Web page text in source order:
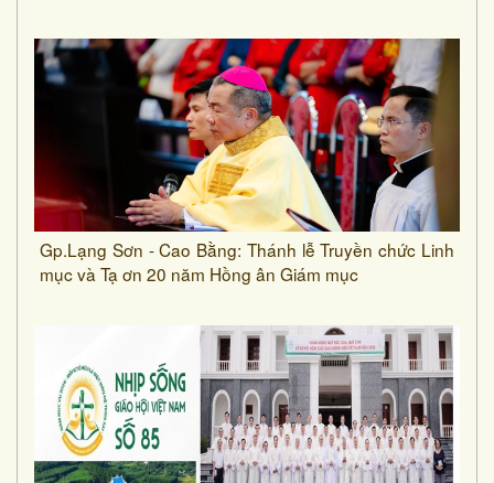
Gp.Lạng Sơn - Cao Bằng: Thánh lễ Truyền chức Linh
mục và Tạ ơn 20 năm Hồng ân Giám mục